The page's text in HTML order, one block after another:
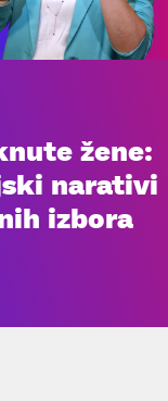
žene:
narativi
izbora